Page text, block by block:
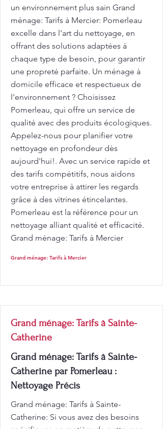
un environnement plus sain Grand
ménage: Tarifs à Mercier: Pomerleau
excelle dans l'art du nettoyage, en
offrant des solutions adaptées à
chaque type de besoin, pour garantir
une propreté parfaite. Un ménage à
domicile efficace et respectueux de
l'environnement ? Choisissez
Pomerleau, qui offre un service de
qualité avec des produits écologiques.
Appelez-nous pour planifier votre
nettoyage en profondeur dès
aujourd'hui!. Avec un service rapide et
des tarifs compétitifs, nous aidons
votre entreprise à attirer les regards
grâce à des vitrines étincelantes.
Pomerleau est la référence pour un
nettoyage alliant qualité et efficacité.
Grand ménage: Tarifs à Mercier
Grand ménage: Tarifs à Mercier
Grand ménage: Tarifs à Sainte-
Catherine
Grand ménage: Tarifs à Sainte-
Catherine par Pomerleau :
Nettoyage Précis
Grand ménage: Tarifs à Sainte-
Catherine: Si vous avez des besoins